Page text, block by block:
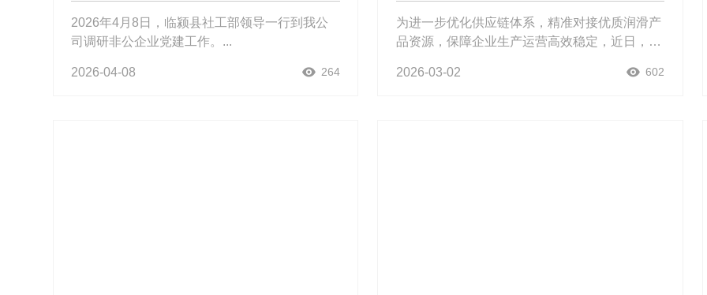
2026年4月8日，临颍县社工部领导一行到我公
司调研非公企业党建工作。...
2026-04-08 264
为进一步优化供应链体系，精准对接优质润滑产
品资源，保障企业生产运营高效稳定，近日，牧
份有限公司（以下简称“倍佳科技”）开展专项考
2026-03-02 602